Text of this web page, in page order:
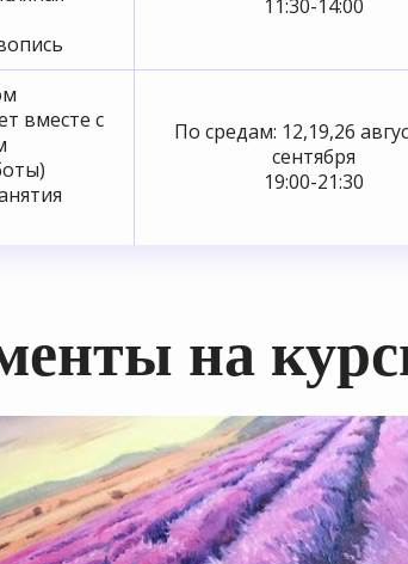
11:30-14:00
вместе с
По средам: 12,19,26
сентября
19:00-21:30
на